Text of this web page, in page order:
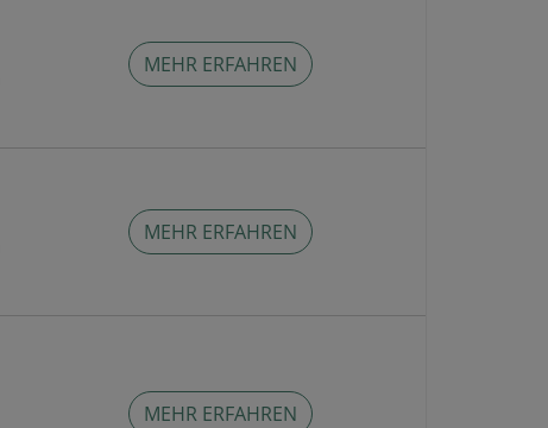
MEHR ERFAHREN
MEHR ERFAHREN
MEHR ERFAHREN